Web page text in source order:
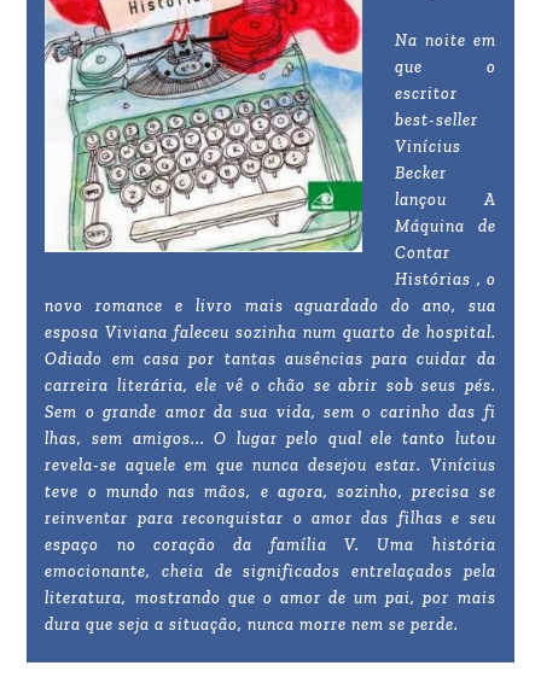
Na noite em
que o
escritor
best-seller
Vinícius
Becker
lançou A
Máquina de
Contar
Histórias , o
novo romance e livro mais aguardado do ano, sua
esposa Viviana faleceu sozinha num quarto de hospital.
Odiado em casa por tantas ausências para cuidar da
carreira literária, ele vê o chão se abrir sob seus pés.
Sem o grande amor da sua vida, sem o carinho das fi
lhas, sem amigos... O lugar pelo qual ele tanto lutou
revela-se aquele em que nunca desejou estar. Vinícius
teve o mundo nas mãos, e agora, sozinho, precisa se
reinventar para reconquistar o amor das filhas e seu
espaço no coração da família V. Uma história
emocionante, cheia de significados entrelaçados pela
literatura, mostrando que o amor de um pai, por mais
dura que seja a situação, nunca morre nem se perde.